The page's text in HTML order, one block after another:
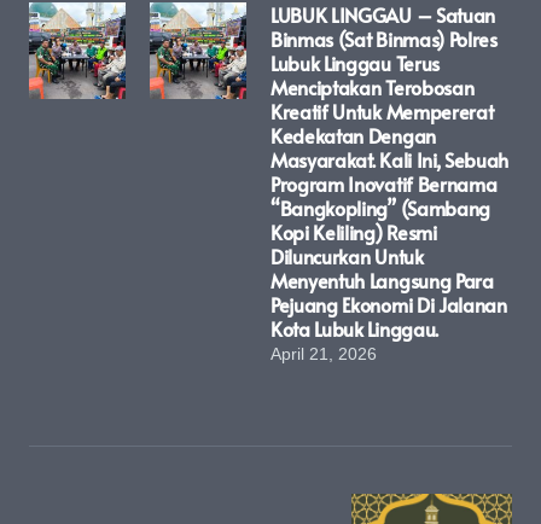
LUBUK LINGGAU – Satuan
Binmas (Sat Binmas) Polres
Lubuk Linggau Terus
Menciptakan Terobosan
Kreatif Untuk Mempererat
Kedekatan Dengan
Masyarakat. Kali Ini, Sebuah
Program Inovatif Bernama
“Bangkopling” (Sambang
Kopi Keliling) Resmi
Diluncurkan Untuk
Menyentuh Langsung Para
Pejuang Ekonomi Di Jalanan
Kota Lubuk Linggau.
April 21, 2026